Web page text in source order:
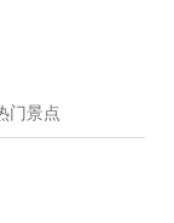
门景点